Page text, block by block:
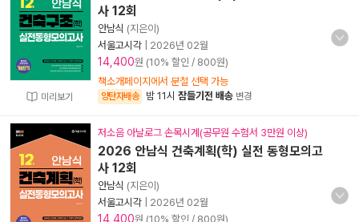
미리보기
사 12회
안남식 (지은이)
서울고시각
2026년 02월
14,400원 (10% 할인 / 800원)
책소개페이지에서 분철 선택 가능
양탄자배송 밤 11시 잠들기전 배송 변경
저소음 아날로그 손목시계(공무원 수험서 3만원 이상)
2026 안남식 건축계획(학) 실전 동형모의고
사 12회
안남식 (지은이)
서울고시각
2026년 02월
14,400원 (10% 할인 / 800원)